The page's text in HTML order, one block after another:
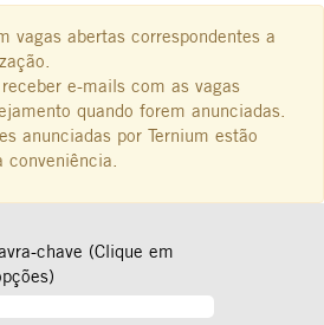
vagas abertas correspondentes a
e-mails com as vagas
quando forem anunciadas.
anunciadas por Ternium estão
conveniência.
chave (Clique em